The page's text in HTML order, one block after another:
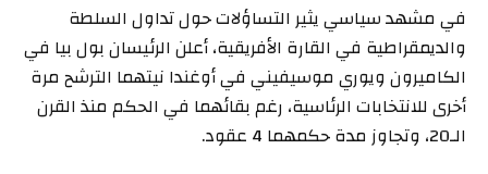
في مشهد سياسي يثير التساؤلات حول تداول السلطة
والديمقراطية في القارة الأفريقية، أعلن الرئيسان بول بيا في
الكاميرون ويوري موسيفيني في أوغندا نيتهما الترشح مرة
أخرى للانتخابات الرئاسية، رغم بقائهما في الحكم منذ القرن
الـ20، وتجاوز مدة حكمهما 4 عقود.